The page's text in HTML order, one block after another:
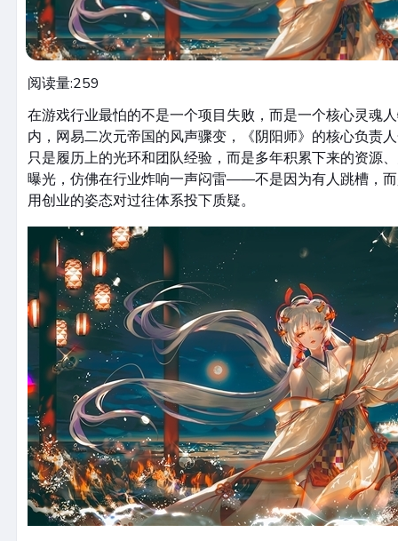
阅读量:259
在游戏行业最怕的不是一个项目失败，而是一个核心灵魂
内，网易二次元帝国的风声骤变，《阴阳师》的核心负责
只是履历上的光环和团队经验，而是多年积累下来的资源
曝光，仿佛在行业炸响一声闷雷——不是因为有人跳槽，
用创业的姿态对过往体系投下质疑。